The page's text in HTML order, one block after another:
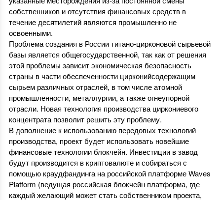
собственников и отсутствия финансовых средств в
течение десятилетий являются промышленно не
освоенными.
Проблема создания в России титано-цирконовой сырьевой
базы является общегосударственной, так как от решения
этой проблемы зависит экономическая безопасность
страны в части обеспеченности цирконийсодержащим
сырьем различных отраслей, в том числе атомной
промышленности, металлургии, а также огнеупорной
отрасли. Новая технология производства циркониевого
концентрата позволит решить эту проблему.
В дополнение к использованию передовых технологий
производства, проект будет использовать новейшие
финансовые технологии блокчейн. Инвестиции в завод
будут производится в криптовалюте и собираться с
помощью краудфандинга на российской платформе Waves
Platform (ведущая российская блокчейн платформа, где
каждый желающий может стать собственником проекта,